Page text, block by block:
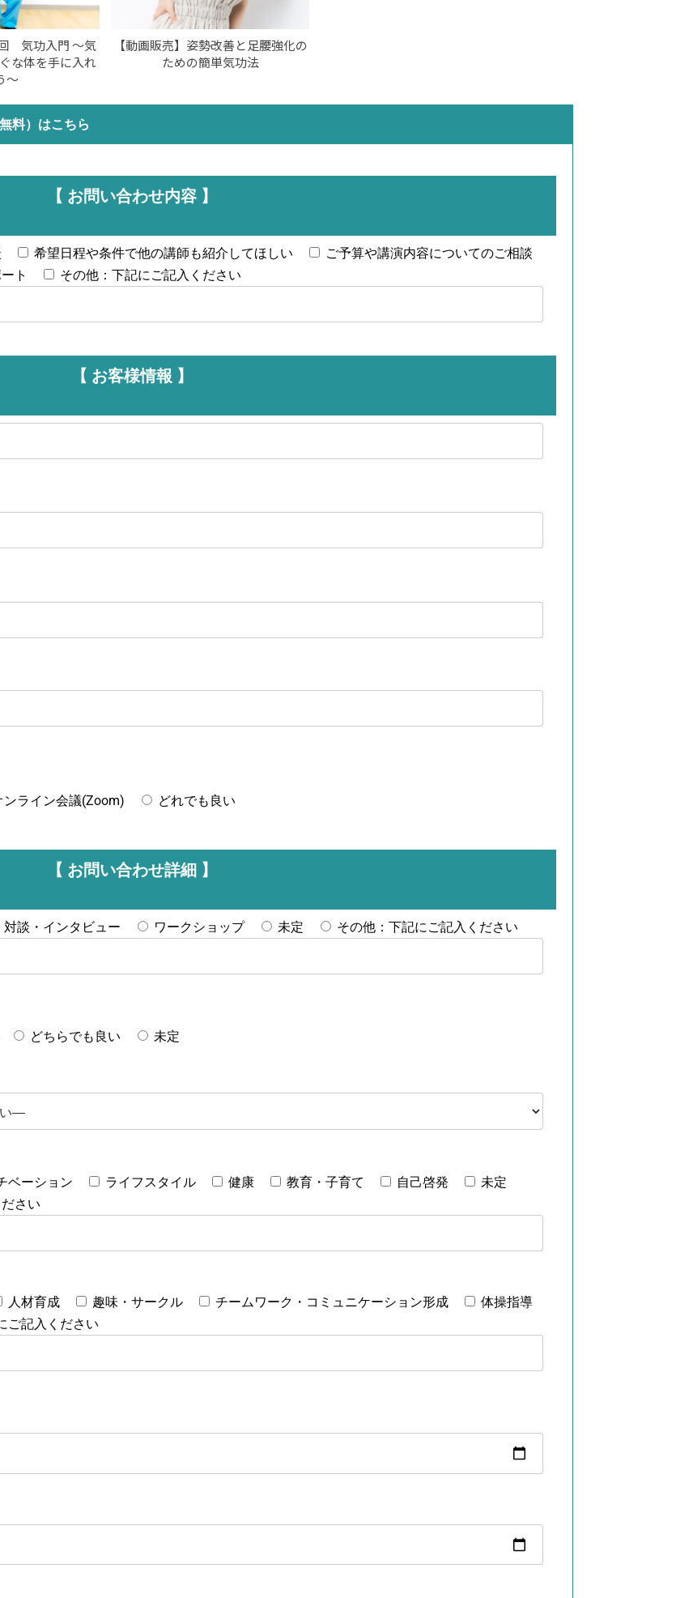
気功入門 〜気
な体を手に入れ
〜
【動画販売】姿勢改善と足腰強化の
ための簡単気功法
料）はこちら
【 お問い合わせ内容 】
希望日程や条件で他の講師も紹介してほしい
ご予算や講演内容についてのご相談
ト
その他：下記にご記入ください
【 お客様情報 】
ンライン会議(Zoom) どれでも良い
【 お問い合わせ詳細 】
対談・インタビュー ワークショップ 未定 その他：下記にご記入ください
どちらでも良い 未定
ベーション ライフスタイル 健康 教育・子育て 自己啓発
未定
さい
人材育成 趣味・サークル チームワーク・コミュニケーション形成
体操指導
ご記入ください